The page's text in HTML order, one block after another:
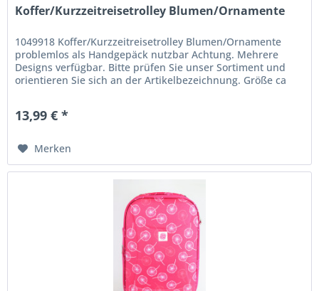
Koffer/Kurzzeitreisetrolley Blumen/Ornamente
1049918 Koffer/Kurzzeitreisetrolley Blumen/Ornamente
problemlos als Handgepäck nutzbar Achtung. Mehrere
Designs verfügbar. Bitte prüfen Sie unser Sortiment und
orientieren Sie sich an der Artikelbezeichnung. Größe ca
13,99 € *
Merken